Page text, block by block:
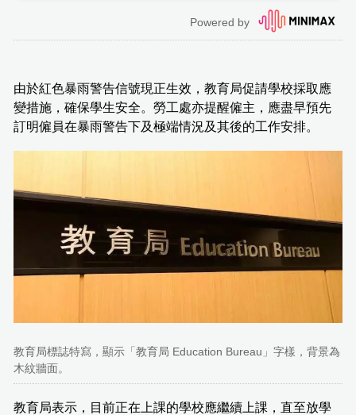
由於紅色暴雨警告信號現正生效，教育局促請學校採取應
變措施，確保學生安全。勞工處亦提醒僱主，應盡早預先
訂明僱員在暴雨警告下及極端情況及其後的工作安排。
教育局標誌特寫，顯示「教育局 Education Bureau」字樣，背景為
木紋牆面。
教育局表示，目前正在上課的學校應繼續上課，直至放學